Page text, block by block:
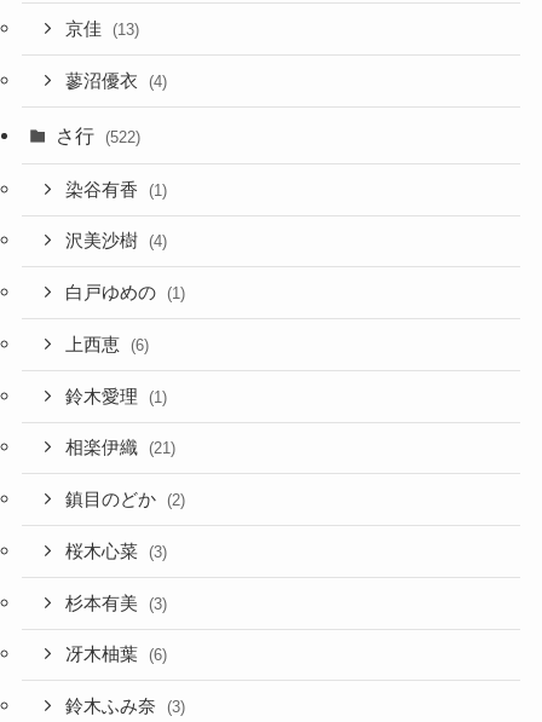
京佳 (13)
蓼沼優衣 (4)
さ行 (522)
染谷有香 (1)
沢美沙樹 (4)
白戸ゆめの (1)
上西恵 (6)
鈴木愛理 (1)
相楽伊織 (21)
鎮目のどか (2)
桜木心菜 (3)
杉本有美 (3)
冴木柚葉 (6)
鈴木ふみ奈 (3)